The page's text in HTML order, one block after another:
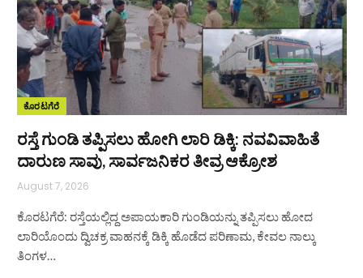
ಕೊರಟಗೆರೆ
ರಸ್ತೆ ಗುಂಡಿ ತಪ್ಪಿಸಲು ಹೋಗಿ ಲಾರಿ ಡಿಕ್ಕಿ: ನವವಿವಾಹಿತೆ
ದಾರುಣ ಸಾವು, ಸಾರ್ವಜನಿಕರ ತೀವ್ರ ಆಕ್ರೋಶ
August 7, 2026
ಕೊರಟಗೆರೆ: ರಸ್ತೆಯಲ್ಲಿದ್ದ ಅಪಾಯಕಾರಿ ಗುಂಡಿಯನ್ನು ತಪ್ಪಿಸಲು ಹೋದ
ಲಾರಿಯೊಂದು ದ್ವಿಚಕ್ರ ವಾಹನಕ್ಕೆ ಡಿಕ್ಕಿ ಹೊಡೆದ ಪರಿಣಾಮ, ಕೇವಲ ನಾಲ್ಕು
ತಿಂಗಳ…